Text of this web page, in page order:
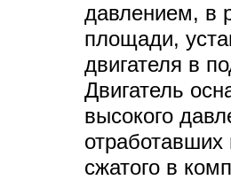
давлением, в
площади,
двигателя в
Двигатель
высокого
сжатого в